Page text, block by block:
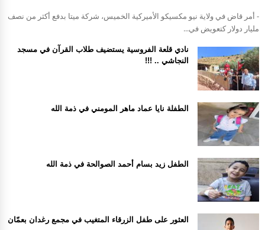
- أمر قاض في ولاية نيو مكسيكو الأميركية الخميس، شركة ميتا بدفع أكثر من نصف
مليار دولار كتعويض في...
نادي قلعة الفروسية يستضيف طلاب القرآن في مسجد
النجاشي .. !!!
الطفلة نايا عماد ماهر المومني في ذمة الله
الطفل زيد بسام أحمد الصوالحة في ذمة الله
العثور على طفل الزرقاء المتغيب في مجمع رغدان بعمّان